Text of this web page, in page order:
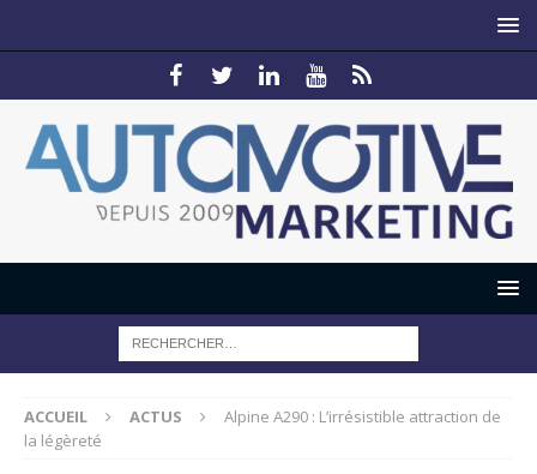
ACCUEIL ACTUS
Alpine A290 : L’irrésistible attraction de
la légèreté